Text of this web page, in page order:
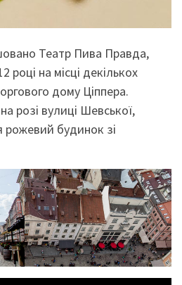
Театр Пива Правда,
році на місці декількох
дому Ціппера.
розі вулиці Шевської,
рожевий будинок зі